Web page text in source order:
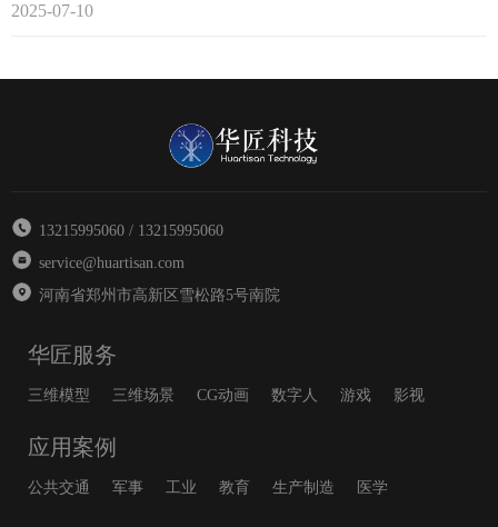
2025-07-10
13215995060 / 13215995060
service@huartisan.com
河南省郑州市高新区雪松路5号南院
华匠服务
三维模型 三维场景 CG动画 数字人 游戏 影视
应用案例
公共交通 军事 工业 教育 生产制造 医学